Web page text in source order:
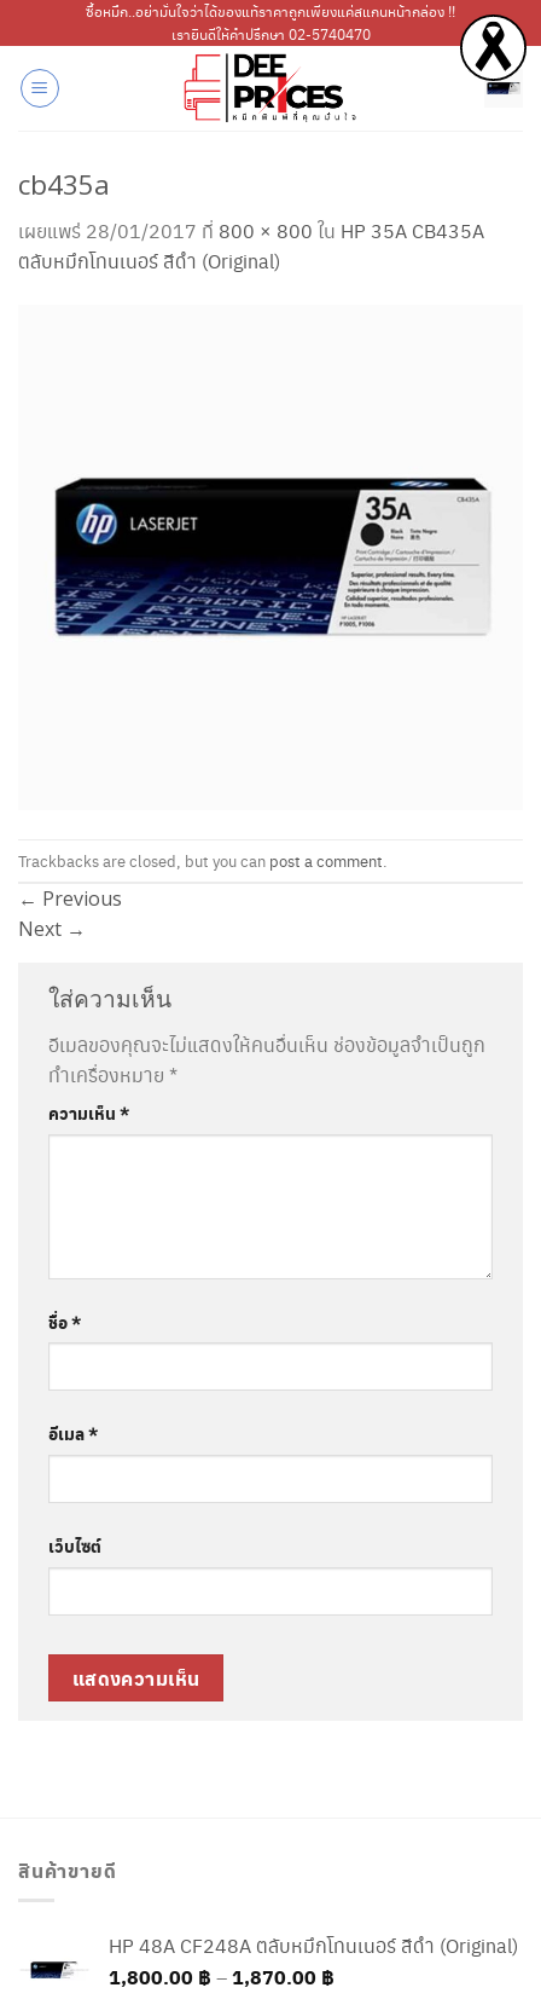
ไป
เนื้อหา
ซื้อหมึก..อย่ามั่นใจว่าได้ของแท้ราคาถูกเพียงแค่สแกนหน้ากล่อง !!
เรายินดีให้คำปรึกษา 02-5740470
cb435a
เผยแพร่ 28/01/2017 ที่ 800 × 800 ใน HP 35A CB435A
ตลับหมึกโทนเนอร์ สีดำ (Original)
Trackbacks are closed, but you can post a comment
← Previous
Next →
ใส่ความเห็น
อีเมลของคุณจะไม่แสดงให้คนอื่นเห็น ช่องข้อมูลจำเป็นถูก
ทำเครื่องหมาย *
ความเห็น*
ชื่อ*
อีเมล*
เว็บไซต์
สินค้าขายดี
HP 48A CF248A ตลับหมึกโทนเนอร์ สีดำ (Original)
1,800.00 ฿ –1,870.00 ฿